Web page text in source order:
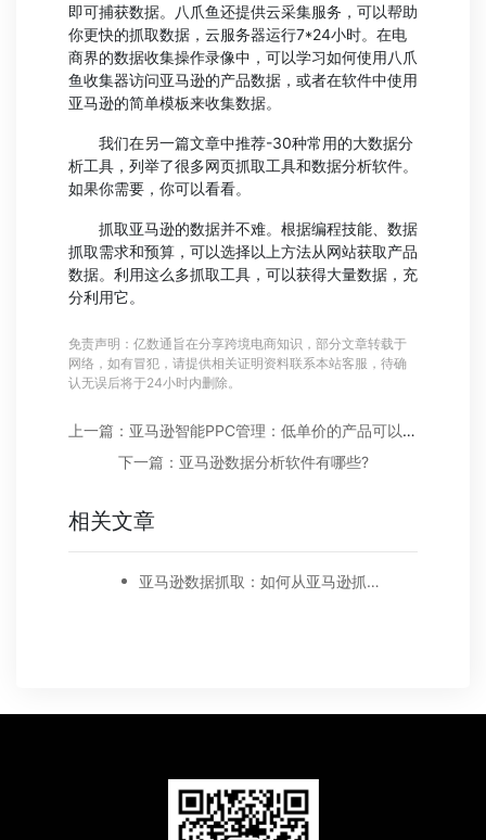
即可捕获数据。八爪鱼还提供云采集服务，可以帮助
你更快的抓取数据，云服务器运行7*24小时。在电
商界的数据收集操作录像中，可以学习如何使用八爪
鱼收集器访问亚马逊的产品数据，或者在软件中使用
亚马逊的简单模板来收集数据。
我们在另一篇文章中推荐-30种常用的大数据分
析工具，列举了很多网页抓取工具和数据分析软件。
如果你需要，你可以看看。
抓取亚马逊的数据并不难。根据编程技能、数据
抓取需求和预算，可以选择以上方法从网站获取产品
数据。利用这么多抓取工具，可以获得大量数据，充
分利用它。
免责声明：亿数通旨在分享跨境电商知识，部分文章转载于
网络，如有冒犯，请提供相关证明资料联系本站客服，待确
认无误后将于24小时内删除。
上一篇：亚马逊智能PPC管理：低单价的产品可以做PPC广告吗?
下一篇：亚马逊数据分析软件有哪些?
相关文章
亚马逊数据抓取：如何从亚马逊抓取产品数据?